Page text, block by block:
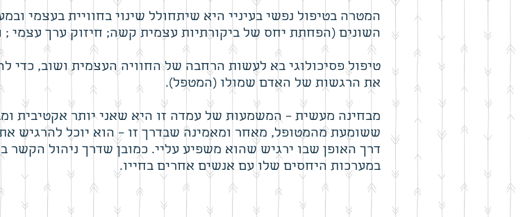
המטרה בטיפול נפשי בעיניי היא שיתחולל שינוי בחוויית בעצמי
השונים (הפחתת יחס של ביקורתיות עצמית קשה; חיזוק ערך עצמי ;
טיפול פסיכולוגי בא לעשות הרחבה של החוויה העצמית ושוב, כדי
את הרגשות של האדם שמולו (המטפל).
מבחינה מעשית – המשמעות של עמדה זו היא שאני יותר אקטיבית
ששומעת מהמטופל, מאחר ומאמינה שבדרך זו – הוא יוכל להרגיש
דרך האופן שבו ירגיש שהוא משפיע עליי. כמובן שדרך ניהול
במערכות היחסים שלו עם אנשים אחרים בחייו.